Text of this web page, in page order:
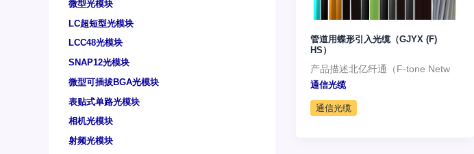
微型光模块
LC超短型光模块
LCC48光模块
SNAP12光模块
微型可插拔BGA光模块
表贴式单路光模块
相机光模块
射频光模块
管道用蝶形引入光缆（GJYX (F)
HS）
产品描述北亿纤通（F-tone Netw
通信光缆
通信光缆